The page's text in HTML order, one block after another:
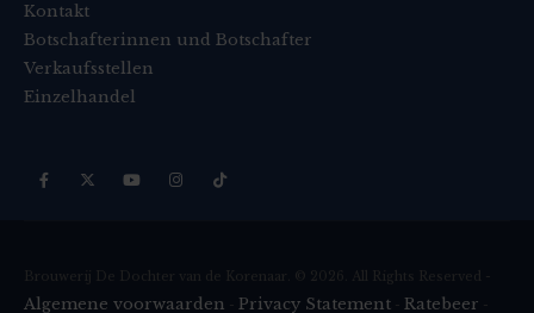
Kontakt
Botschafterinnen und Botschafter
Verkaufsstellen
Einzelhandel
Brouwerij De Dochter van de Korenaar. © 2026. All Rights Reserved -
Algemene voorwaarden Privacy Statement Ratebeer